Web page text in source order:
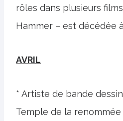
rôles dans plusieurs
Hammer – est décédée
AVRIL
* Artiste de bande
Temple de la renommée